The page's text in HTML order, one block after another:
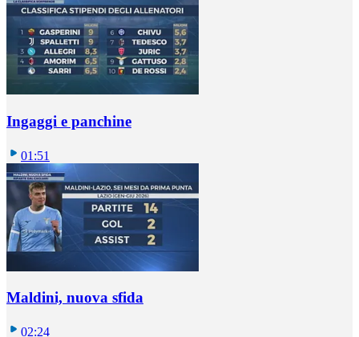
Ingaggi e panchine
01:51
Maldini, nuova sfida
02:24